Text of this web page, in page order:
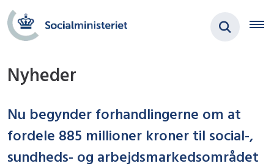
Nyheder
Nu begynder forhandlingerne om at
fordele 885 millioner kroner til social-,
sundheds- og arbejdsmarkedsområdet